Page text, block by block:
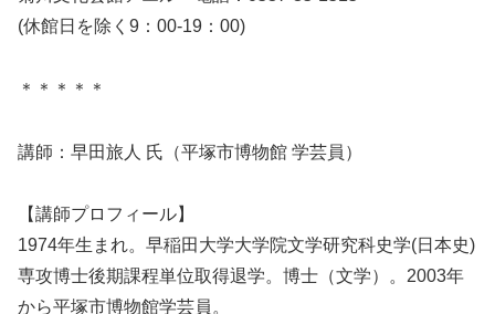
(休館日を除く9：00-19：00)
＊＊＊＊＊
講師：早田旅人 氏（平塚市博物館 学芸員）
【講師プロフィール】
1974年生まれ。早稲田大学大学院文学研究科史学(日本史)
専攻博士後期課程単位取得退学。博士（文学）。2003年
から平塚市博物館学芸員。